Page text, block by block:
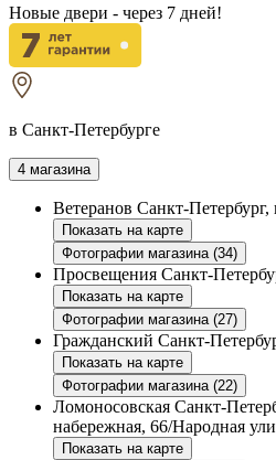
Новые двери - через 7 дней!
в Санкт-Петербурге
4 магазина
Ветеранов Санкт-
Показать на карте
Фотографии магазина (34)
Просвещения Санкт-
Показать на карте
Фотографии магазина (27)
Гражданский Санкт-
Показать на карте
Фотографии магазина (22)
Ломоносовская Санкт-
набережная, 66/Народная
Показать на карте